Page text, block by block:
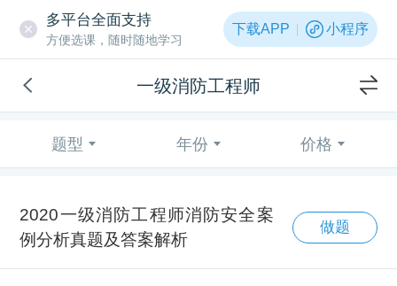
多平台全面支持
方便选课，随时随地学习
下载APP 小程序
一级消防工程师
题型 年份 价格
2020一级消防工程师消防安全案
例分析真题及答案解析
做题